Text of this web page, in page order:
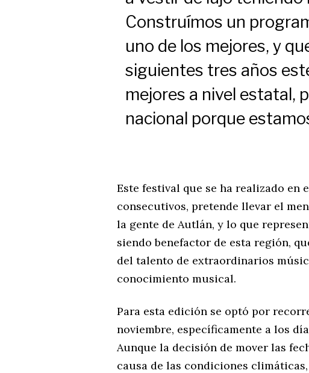
Construímos un
uno de los mejores, y
siguientes tres años
mejores a nivel estatal,
nacional porque
Este festival que se ha realizado
consecutivos, pretende llevar el
la gente de Autlán, y lo que
siendo benefactor de esta región,
del talento de extraordinarios
conocimiento musical.
Para esta edición se optó por
noviembre, específicamente a los
Aunque la decisión de mover las
causa de las condiciones